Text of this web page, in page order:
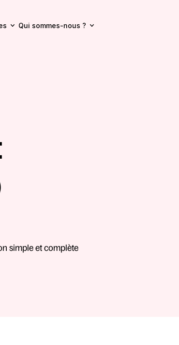
Qui sommes-nous ?
simple et complète